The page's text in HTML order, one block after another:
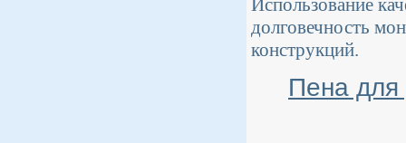
Использование
долговечность
конструкций.
Пена для